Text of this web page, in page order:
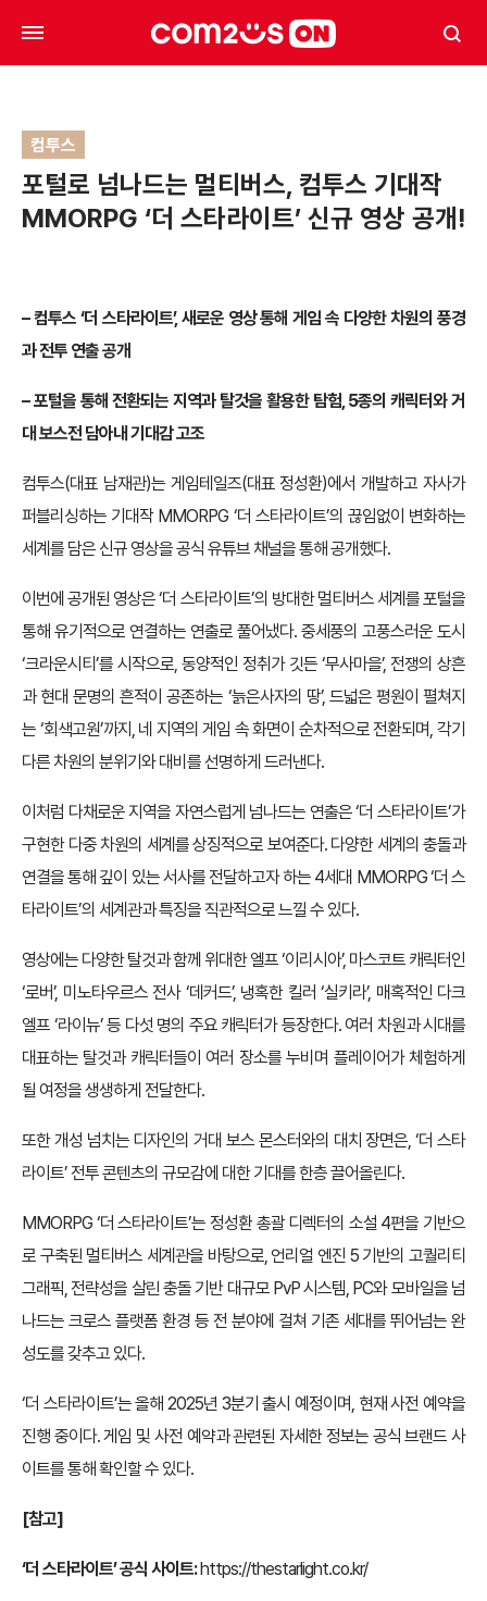
컴투스
포털로 넘나드는 멀티버스, 컴투스 기대작
MMORPG ‘더 스타라이트’ 신규 영상 공개!
– 컴투스 ‘더 스타라이트’, 새로운 영상 통해 게임 속 다양한 차원의 풍경
과 전투 연출 공개
– 포털을 통해 전환되는 지역과 탈것을 활용한 탐험, 5종의 캐릭터와 거
대 보스전 담아내 기대감 고조
컴투스(대표 남재관)는 게임테일즈(대표 정성환)에서 개발하고 자사가
퍼블리싱하는 기대작 MMORPG ‘더 스타라이트’의 끊임없이 변화하는
세계를 담은 신규 영상을 공식 유튜브 채널을 통해 공개했다.
이번에 공개된 영상은 ‘더 스타라이트’의 방대한 멀티버스 세계를 포털을
통해 유기적으로 연결하는 연출로 풀어냈다. 중세풍의 고풍스러운 도시
‘크라운시티’를 시작으로, 동양적인 정취가 깃든 ‘무사마을’, 전쟁의 상흔
과 현대 문명의 흔적이 공존하는 ‘늙은사자의 땅’, 드넓은 평원이 펼쳐지
는 ‘회색고원’까지, 네 지역의 게임 속 화면이 순차적으로 전환되며, 각기
다른 차원의 분위기와 대비를 선명하게 드러낸다.
이처럼 다채로운 지역을 자연스럽게 넘나드는 연출은 ‘더 스타라이트’가
구현한 다중 차원의 세계를 상징적으로 보여준다. 다양한 세계의 충돌과
연결을 통해 깊이 있는 서사를 전달하고자 하는 4세대 MMORPG ‘더 스
타라이트’의 세계관과 특징을 직관적으로 느낄 수 있다.
영상에는 다양한 탈것과 함께 위대한 엘프 ‘이리시아’, 마스코트 캐릭터인
‘로버’, 미노타우르스 전사 ‘데커드’, 냉혹한 킬러 ‘실키라’, 매혹적인 다크
엘프 ‘라이뉴’ 등 다섯 명의 주요 캐릭터가 등장한다. 여러 차원과 시대를
대표하는 탈것과 캐릭터들이 여러 장소를 누비며 플레이어가 체험하게
될 여정을 생생하게 전달한다.
또한 개성 넘치는 디자인의 거대 보스 몬스터와의 대치 장면은, ‘더 스타
라이트’ 전투 콘텐츠의 규모감에 대한 기대를 한층 끌어올린다.
MMORPG ‘더 스타라이트’는 정성환 총괄 디렉터의 소설 4편을 기반으
로 구축된 멀티버스 세계관을 바탕으로, 언리얼 엔진 5 기반의 고퀄리티
그래픽, 전략성을 살린 충돌 기반 대규모 PvP 시스템, PC와 모바일을 넘
나드는 크로스 플랫폼 환경 등 전 분야에 걸쳐 기존 세대를 뛰어넘는 완
성도를 갖추고 있다.
‘더 스타라이트’는 올해 2025년 3분기 출시 예정이며, 현재 사전 예약을
진행 중이다. 게임 및 사전 예약과 관련된 자세한 정보는 공식 브랜드 사
이트를 통해 확인할 수 있다.
[참고]
‘더 스타라이트’ 공식 사이트:https://thestarlight.co.kr/